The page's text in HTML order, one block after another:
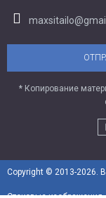
* Копирование
Copyright © 2013-2026.